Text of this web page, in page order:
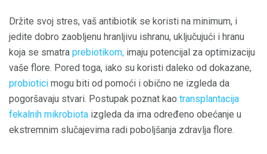
Držite svoj stres, vaš antibiotik se koristi na minimum, i
jedite dobro zaobljenu hranljivu ishranu, uključujući i hranu
koja se smatra prebiotikom, imaju potencijal za optimizaciju
vaše flore. Pored toga, iako su koristi daleko od dokazane,
probiotici mogu biti od pomoći i obično ne izgleda da
pogoršavaju stvari. Postupak poznat kao transplantacija
fekalnih mikrobiota izgleda da ima određeno obećanje u
ekstremnim slučajevima radi poboljšanja zdravlja flore.